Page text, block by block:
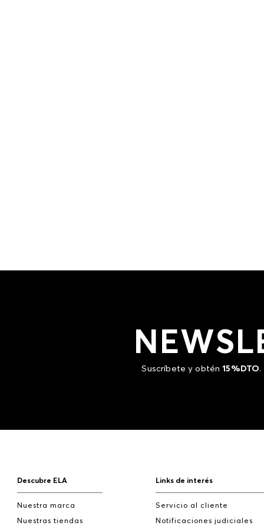
Suscríbete y obtén15%DTO.
Descubre ELA
Nuestra marca
Nuestras tiendas
Links de interés
Servicio al cliente
Notificaciones judiciales